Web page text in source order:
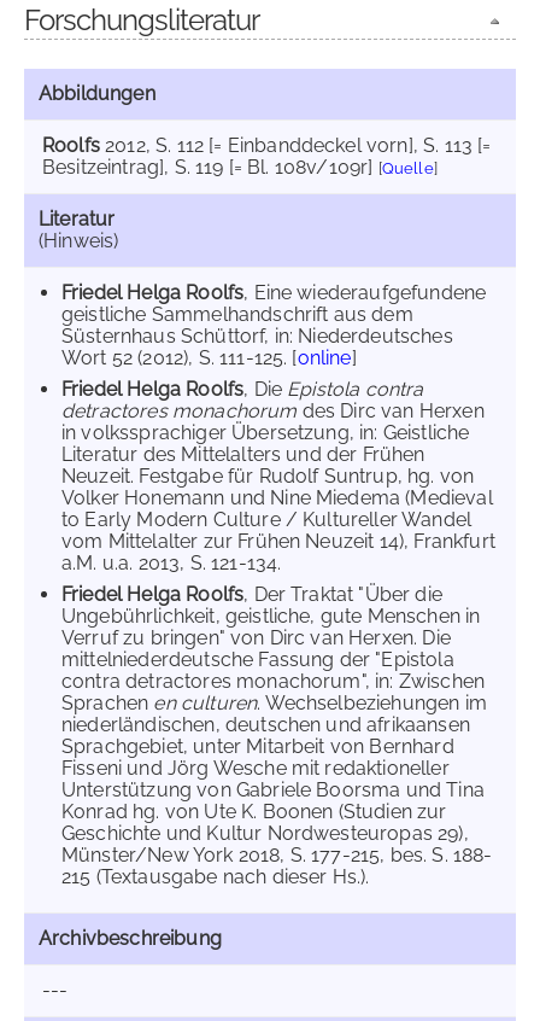
Forschungsliteratur
Abbildungen
Roolfs2012, S. 112 [= Einbanddeckel vorn], S. 113 [=
Besitzeintrag], S. 119 [= Bl. 108v/109r] [Quelle]
Literatur
(Hinweis)
Friedel Helga Roolfs, Eine wiederaufgefundene
geistliche Sammelhandschrift aus dem
Süsternhaus Schüttorf, in: Niederdeutsches
Wort 52 (2012), S. 111-125. [online]
Friedel Helga Roolfs, Die Epistola contra
detractores monachorum des Dirc van Herxen
in volkssprachiger Übersetzung, in: Geistliche
Literatur des Mittelalters und der Frühen
Neuzeit. Festgabe für Rudolf Suntrup, hg. von
Volker Honemann und Nine Miedema (Medieval
to Early Modern Culture / Kultureller Wandel
vom Mittelalter zur Frühen Neuzeit 14), Frankfurt
a.M. u.a. 2013, S. 121-134.
Friedel Helga Roolfs, Der Traktat "Über die
Ungebührlichkeit, geistliche, gute Menschen in
Verruf zu bringen" von Dirc van Herxen. Die
mittelniederdeutsche Fassung der "Epistola
contra detractores monachorum", in: Zwischen
Sprachen en culturen. Wechselbeziehungen im
niederländischen, deutschen und afrikaansen
Sprachgebiet, unter Mitarbeit von Bernhard
Fisseni und Jörg Wesche mit redaktioneller
Unterstützung von Gabriele Boorsma und Tina
Konrad hg. von Ute K. Boonen (Studien zur
Geschichte und Kultur Nordwesteuropas 29),
Münster/New York 2018, S. 177-215, bes. S. 188-
215 (Textausgabe nach dieser Hs.).
Archivbeschreibung
---